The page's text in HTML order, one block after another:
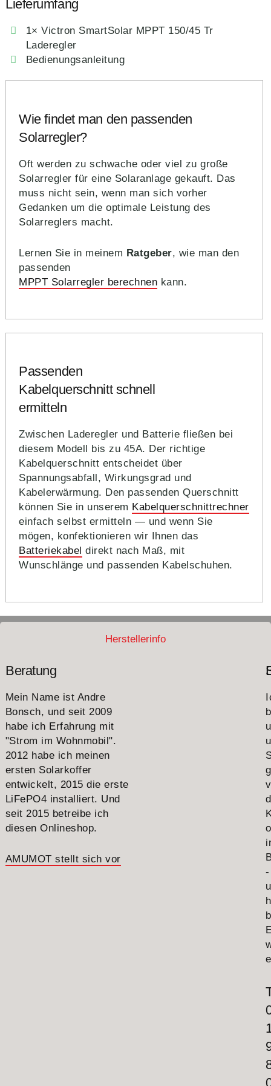
Herstellerinfo
Lieferumfang
1× Victron SmartSolar MPPT 150/45 Tr
Laderegler
Bedienungsanleitung
Wie findet man den passenden
Solarregler?
Oft werden zu schwache oder viel zu große
Solarregler für eine Solaranlage gekauft. Das
muss nicht sein, wenn man sich vorher
Gedanken um die optimale Leistung des
Solarreglers macht.
Lernen Sie in meinem Ratgeber, wie man den
passenden
MPPT Solarregler berechnen kann.
Passenden
Kabelquerschnitt schnell
ermitteln
Zwischen Laderegler und Batterie fließen bei
diesem Modell bis zu 45A. Der richtige
Kabelquerschnitt entscheidet über
Spannungsabfall, Wirkungsgrad und
Kabelerwärmung. Den passenden Querschnitt
können Sie in unserem Kabelquerschnittrechner
einfach selbst ermitteln — und wenn Sie
mögen, konfektionieren wir Ihnen das
Batteriekabel direkt nach Maß, mit
Wunschlänge und passenden Kabelschuhen.
Beratung
Mein Name ist Andre
Bonsch, und seit 2009
habe ich Erfahrung mit
"Strom im Wohnmobil".
2012 habe ich meinen
ersten Solarkoffer
entwickelt, 2015 die erste
LiFePO4 installiert. Und
seit 2015 betreibe ich
diesen Onlineshop.
AMUMOT stellt sich vor
-